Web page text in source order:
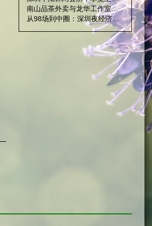
南山品茶外卖与龙华工作室服务差异化分析
从98场到中圈：深圳夜经济演变